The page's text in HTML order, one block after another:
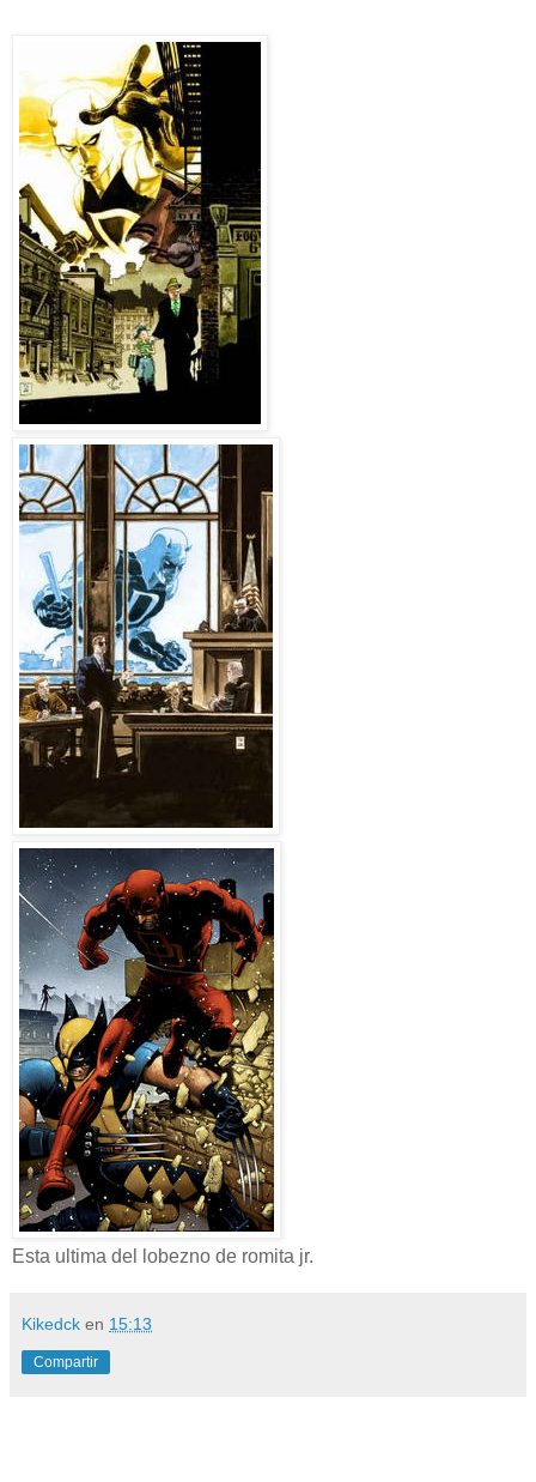
Esta ultima del lobezno de romita jr.
Kikedck en 15:13
Compartir